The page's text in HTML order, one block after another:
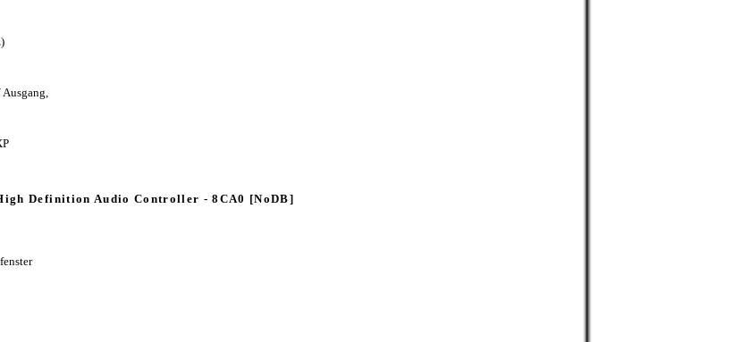
Definition Audio Controller - 8CA0 [NoDB]